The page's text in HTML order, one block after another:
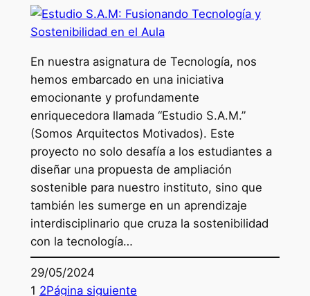
En nuestra asignatura de Tecnología, nos
hemos embarcado en una iniciativa
emocionante y profundamente
enriquecedora llamada “Estudio S.A.M.”
(Somos Arquitectos Motivados). Este
proyecto no solo desafía a los estudiantes a
diseñar una propuesta de ampliación
sostenible para nuestro instituto, sino que
también les sumerge en un aprendizaje
interdisciplinario que cruza la sostenibilidad
con la tecnología…
29/05/2024
1 2Página siguiente